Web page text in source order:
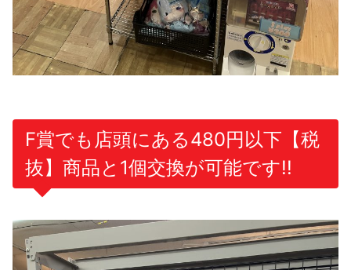
F賞でも店頭にある480円以下【税
抜】商品と1個交換が可能です!!